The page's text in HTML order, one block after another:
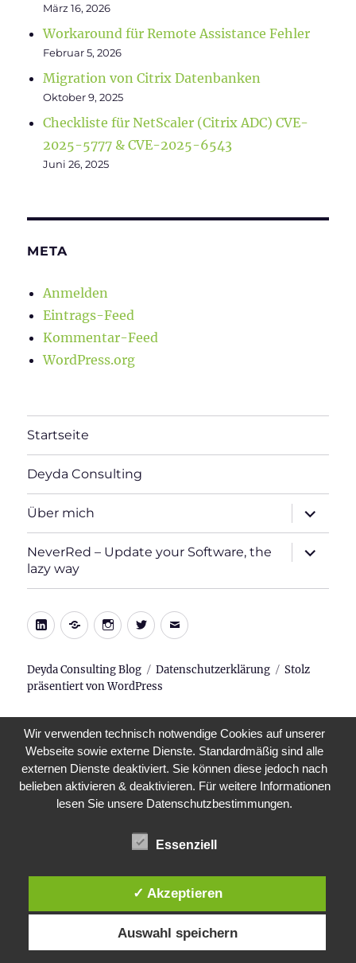
März 16, 2026
Workaround für Remote Assistance Fehler
Februar 5, 2026
Migration von Citrix Datenbanken
Oktober 9, 2025
Checkliste für NetScaler (Citrix ADC) CVE-
2025-5777 & CVE-2025-6543
Juni 26, 2025
META
Anmelden
Eintrags-Feed
Kommentar-Feed
WordPress.org
Startseite
Deyda Consulting
Über mich
öffnen
NeverRed – Update your Software, the
lazy way
öffnen
LinkedIn
Xing Instagram
TwitterE-
Deyda Consulting Blog Datenschutzerklärung
Stolz
präsentiert von WordPress
Wir verwenden technisch notwendige Cookies auf unserer
Webseite sowie externe Dienste. Standardmäßig sind alle
externen Dienste deaktiviert. Sie können diese jedoch nach
belieben aktivieren & deaktivieren. Für weitere Informationen
lesen Sie unsere Datenschutzbestimmungen.
Essenziell
✓ Akzeptieren
Auswahl speichern